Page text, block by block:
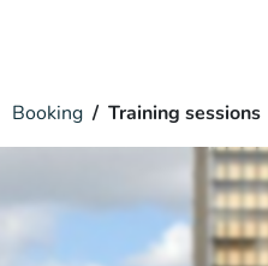
Booking Training sessions